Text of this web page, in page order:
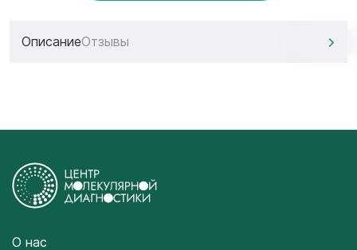
ОписаниеОтзывы
О нас